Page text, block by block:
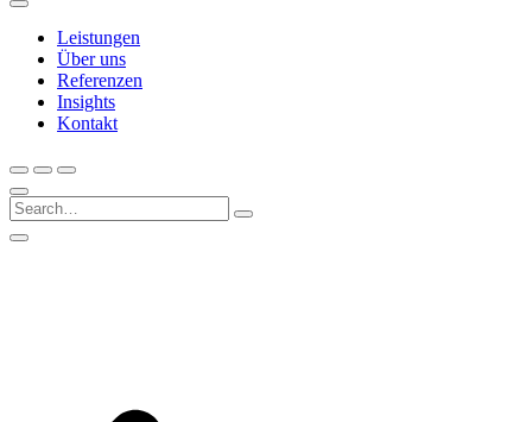
Leistungen
Über uns
Referenzen
Insights
Kontakt